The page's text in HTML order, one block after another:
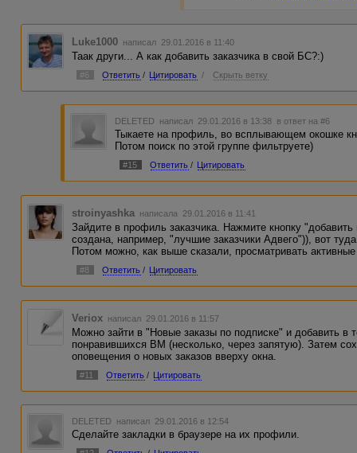
Luke1000 написал 29.01.2016 в 11:40
Таак други... А как добавить заказчика в свой БС?:)
#6 Ответить / Цитировать / Скрыть ветку
DELETED написал 29.01.2016 в 13:38 в ответ на #6
Тыкаете на профиль, во всплывающем окошке
Потом поиск по этой группе фильтруете)
#15 Ответить / Цитировать
stroinyashka написала 29.01.2016 в 11:41
Зайдите в профиль заказчика. Нажмите кнопку
создана, например, "лучшие заказчики Адвего")), вот
Потом можно, как выше сказали, просматривать
#8 Ответить / Цитировать
Veriox написал 29.01.2016 в 11:57
Можно зайти в "Новые заказы по подписке" и добавить в
понравившихся ВМ (несколько, через запятую). Затем
оповещения о новых заказов вверху окна.
#11 Ответить / Цитировать
DELETED написал 29.01.2016 в 12:54
Сделайте закладки в браузере на их профили.